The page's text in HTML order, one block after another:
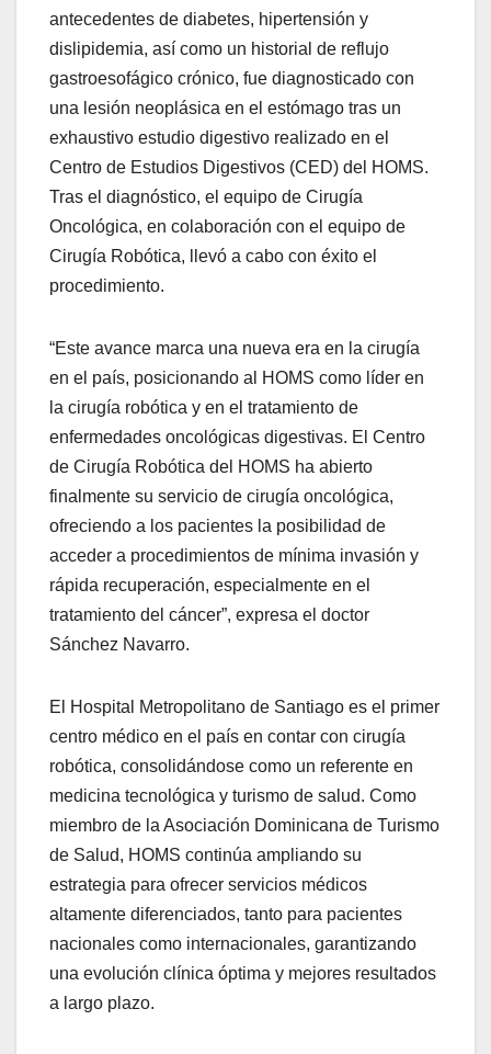
antecedentes de diabetes, hipertensión y
dislipidemia, así como un historial de reflujo
gastroesofágico crónico, fue diagnosticado con
una lesión neoplásica en el estómago tras un
exhaustivo estudio digestivo realizado en el
Centro de Estudios Digestivos (CED) del HOMS.
Tras el diagnóstico, el equipo de Cirugía
Oncológica, en colaboración con el equipo de
Cirugía Robótica, llevó a cabo con éxito el
procedimiento.
“Este avance marca una nueva era en la cirugía
en el país, posicionando al HOMS como líder en
la cirugía robótica y en el tratamiento de
enfermedades oncológicas digestivas. El Centro
de Cirugía Robótica del HOMS ha abierto
finalmente su servicio de cirugía oncológica,
ofreciendo a los pacientes la posibilidad de
acceder a procedimientos de mínima invasión y
rápida recuperación, especialmente en el
tratamiento del cáncer”, expresa el doctor
Sánchez Navarro.
El Hospital Metropolitano de Santiago es el primer
centro médico en el país en contar con cirugía
robótica, consolidándose como un referente en
medicina tecnológica y turismo de salud. Como
miembro de la Asociación Dominicana de Turismo
de Salud, HOMS continúa ampliando su
estrategia para ofrecer servicios médicos
altamente diferenciados, tanto para pacientes
nacionales como internacionales, garantizando
una evolución clínica óptima y mejores resultados
a largo plazo.